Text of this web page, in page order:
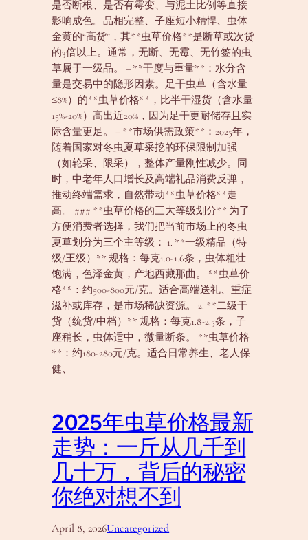
是否断根、是否有霉变、与泥土比例等直接
影响成色。品相完整、子座短小精悍、虫体
金黄的“高货”，其**虫草价格**是断草或次货
的3倍以上。通常，无断、无霉、无竹签的虫
草属于一级品。 – **干度与重量**：水分含
量是交易中的隐形因素。足干虫草（含水量
≤8%）的**虫草价格**，比半干湿货（含水量
15%-20%）高出近20%，因为足干更耐储存且实
际含量更足。 – **市场供需政策**：2025年，
随着国家对冬虫夏草采挖的环保限制加强
（如轮采、限采），整体产量刚性减少。同
时，中老年人口增长及高端礼品消费反弹，
推动终端需求，自然带动**虫草价格**走
高。 ### **虫草价格的三大等级划分** 为了
方便消费者选择，我们把当前市场上的冬虫
夏草划分为三个主等级： 1. **一级精品（特
级/王级）** 规格：每克1.0-1.6条，虫体粗壮
饱满，色泽金黄，产地西藏那曲。 **虫草价
格**：约500-800元/克。适合高端送礼、重症
滋补或库存，是市场稀缺资源。 2. **二级干
货（统货/中档）** 规格：每克1.8-2.5条，子
座稍长，虫体适中，微量断条。 **虫草价格
**：约180-280元/克。适合日常养生、老人保
健、
2025年虫草价格最新
走势：一斤从几千到
几十万，背后的秘密
你绝对想不到
April 8, 2026Uncategorized